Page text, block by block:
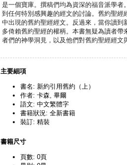
是一個寶庫。撰稿們均為資深的福音派學者
到任何特別感興趣的經文的討論。舊約聖
中出現的舊約聖經經文。反過來，當你讀
多倚賴舊約聖經的權柄。本書無疑為讀者
者們的神學洞見，以及他們對舊約聖經經文
主要細項
書名: 新約引用舊約（上）
作者: 卡森, 畢爾
語文: 中文繁體字
書籍狀況: 全新書籍
裝訂: 精裝
書籍尺寸
頁數: 0頁